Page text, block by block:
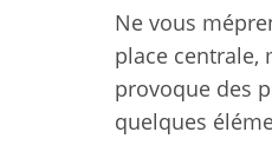
Ne vous
place centrale,
provoque des
quelques